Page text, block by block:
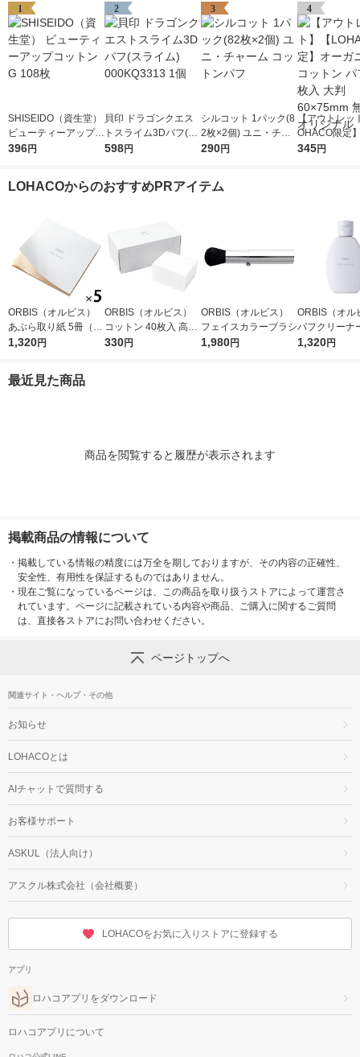
1
SHISEIDO（資生堂）
ビューティーアップコ
ットン G 108枚
396円
2
貝印 ドラゴンクエス
トスライム3Dパフ(ス
ライム) 000KQ3313 1
598円
3
シルコット 1パック(8
2枚×2個) ユニ・チャ
ーム コットンパフ
290円
4
【アウトレッ
OHACO限定
ニック コット
345円
LOHACOからのおすすめPRアイテム
ORBIS（オルビス）
あぶら取り紙 5冊（30
枚×5冊）
1,320円
ORBIS（オルビス）
コットン 40枚入 高級
綿100％
330円
ORBIS（オルビス）
フェイスカラーブラシ
1,980円
ORBIS（オル
パフクリーナ
×2個
1,320円
最近見た商品
商品を閲覧すると履歴が表示されます
掲載商品の情報について
・ 掲載している情報の精度には万全を期しておりますが、その内容の正確性、
安全性、有用性を保証するものではありません。
・ 現在ご覧になっているページは、この商品を取り扱うストアによって運営さ
れています。ページに記載されている内容や商品、ご購入に関するご質問
は、直接各ストアにお問い合わせください。
ページトップへ
関連サイト・ヘルプ・その他
お知らせ
LOHACOとは
AIチャットで質問する
お客様サポート
ASKUL（法人向け）
アスクル株式会社（会社概要）
LOHACOをお気に入りストアに登録する
アプリ
ロハコアプリをダウンロード
ロハコアプリについて